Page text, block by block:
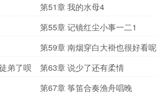
第51章 我的水母4
第55章 记镜红尘小事一二1
第59章 南烟穿白大褂也很好看呢
弟了呗
第63章 说少了还有柔情
第67章 筝笛合奏渔舟唱晚